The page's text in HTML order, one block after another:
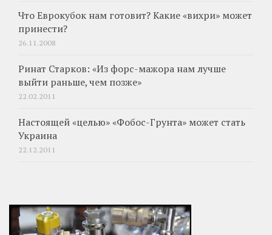
Что Еврокубок нам готовит? Какие «вихри» может
принести?
26.11.2008
Ринат Старков: «Из форс-мажора нам лучше
выйти раньше, чем позже»
22.02.2011
Настоящей «целью» «Фобос-Грунта» может стать
Украина
22.12.2011